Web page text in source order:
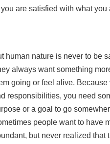
are satisfied with what you
human nature is never to be
always want something
going or feel alive.
responsibilities, you need
or a goal to go
people want to have
but never realized that